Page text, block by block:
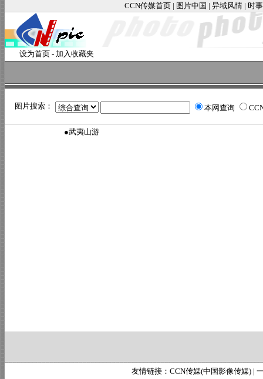
CCN传媒首页 | 图片中国 | 异域风情 | 时
设为首页 - 加入收藏夹
图片搜索： 本网查询
●武夷山游
友情链接： CCN传媒(中国影像传媒) |